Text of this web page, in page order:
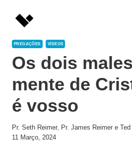
PREGAÇÕES VÍDEOS
Os dois
mente de
é vosso
Pr. Seth Reimer, Pr. James Reimer e
11 Março, 2024